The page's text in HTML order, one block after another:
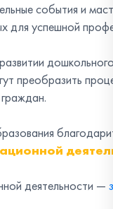
события и
для успешной
преобразить
деятельности —